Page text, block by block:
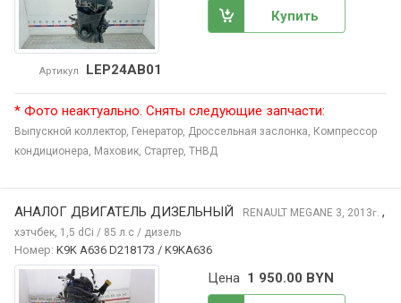
Артикул LEP24AB01
Купить
* Фото неактуально. Сняты следующие запчасти:
Выпускной коллектор, Генератор, Дроссельная заслонка, Компрессор
кондиционера, Маховик, Стартер, ТНВД
АНАЛОГ ДВИГАТЕЛЬ ДИЗЕЛЬНЫЙ RENAULT MEGANE 3, 2013г. ,
хэтчбек, 1,5 dCi / 85 л.с / дизель
Номер: K9K A636 D218173 / K9KA636
Цена 1 950.00 BYN